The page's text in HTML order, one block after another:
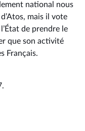
national nous
mais il vote
de prendre le
que son activité
Français.